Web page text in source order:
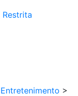
Restrita
Entretenimento >